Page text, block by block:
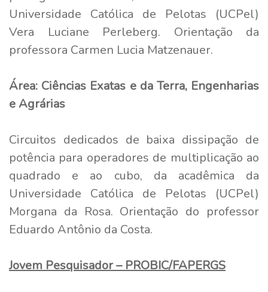
Universidade Católica de Pelotas (UCPel)
Vera Luciane Perleberg. Orientação da
professora Carmen Lucia Matzenauer.
Área: Ciências Exatas e da Terra, Engenharias
e Agrárias
Circuitos dedicados de baixa dissipação de
potência para operadores de multiplicação ao
quadrado e ao cubo, da acadêmica da
Universidade Católica de Pelotas (UCPel)
Morgana da Rosa. Orientação do professor
Eduardo Antônio da Costa.
Jovem Pesquisador – PROBIC/FAPERGS